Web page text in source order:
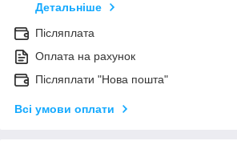
Детальніше
Післяплата
Оплата на рахунок
Післяплати "Нова пошта"
Всі умови оплати